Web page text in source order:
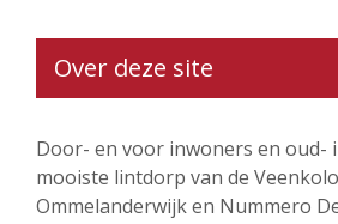
Over deze site
Door- en voor inwoners en oud-
mooiste lintdorp van de
Ommelanderwijk en Nummero